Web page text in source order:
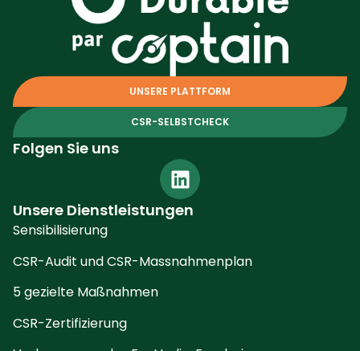
UNSERE PLATTFORM
CSR-SELBSTCHECK
Folgen Sie uns
Unsere Dienstleistungen
Sensibilisierung
CSR-Audit und CSR-Massnahmenplan
5 gezielte Maßnahmen
CSR-Zertifizierung